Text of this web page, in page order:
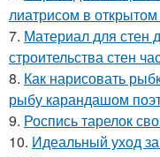
лиатрисом в открытом
7. Материал для стен
строительства стен
8. Как нарисовать
рыбу карандашом
9. Роспись тарелок
10. Идеальный уход